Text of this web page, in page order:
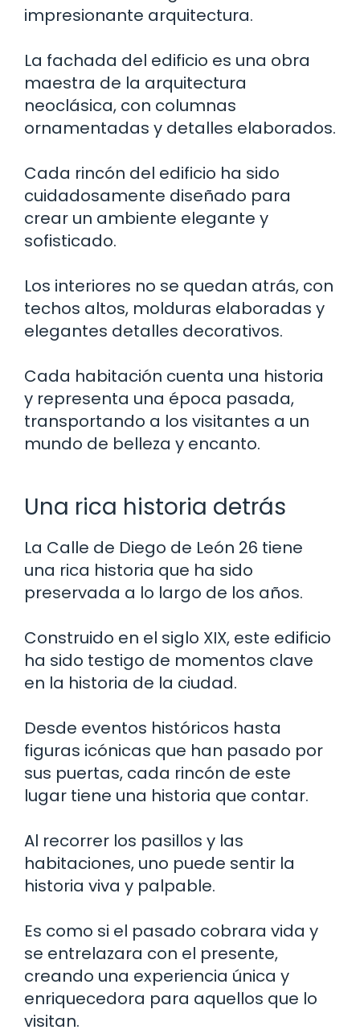
impresionante arquitectura.
La fachada del edificio es una obra
maestra de la arquitectura
neoclásica, con columnas
ornamentadas y detalles elaborados.
Cada rincón del edificio ha sido
cuidadosamente diseñado para
crear un ambiente elegante y
sofisticado.
Los interiores no se quedan atrás, con
techos altos, molduras elaboradas y
elegantes detalles decorativos.
Cada habitación cuenta una historia
y representa una época pasada,
transportando a los visitantes a un
mundo de belleza y encanto.
Una rica historia detrás
La Calle de Diego de León 26 tiene
una rica historia que ha sido
preservada a lo largo de los años.
Construido en el siglo XIX, este edificio
ha sido testigo de momentos clave
en la historia de la ciudad.
Desde eventos históricos hasta
figuras icónicas que han pasado por
sus puertas, cada rincón de este
lugar tiene una historia que contar.
Al recorrer los pasillos y las
habitaciones, uno puede sentir la
historia viva y palpable.
Es como si el pasado cobrara vida y
se entrelazara con el presente,
creando una experiencia única y
enriquecedora para aquellos que lo
visitan.